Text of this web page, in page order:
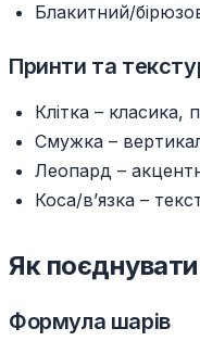
Блакитний/
Принти та
Клітка –
Смужка –
Леопард –
Коса/в’язка –
Як поєднувати
Формула шарів